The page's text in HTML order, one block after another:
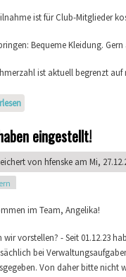
ist für Club-Mitglieder
Bequeme Kleidung.
ist aktuell begrenzt
eingestellt!
von hfenske am Mi,
im Team, Angelika!
wir vorstellen? - Seit 01.12.23
bei
Von daher bitte nicht